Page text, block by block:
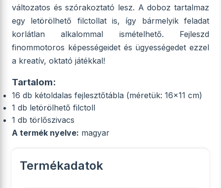
változatos és szórakoztató lesz. A doboz tartalmaz
egy letörölhető filctollat is, így bármelyik feladat
korlátlan alkalommal ismételhető. Fejleszd
finommotoros képességeidet és ügyességedet ezzel
a kreatív, oktató játékkal!
Tartalom:
16 db kétoldalas fejlesztőtábla (méretük: 16x11 cm)
1 db letörölhető filctoll
1 db törlőszivacs
A termék nyelve: magyar
Termékadatok